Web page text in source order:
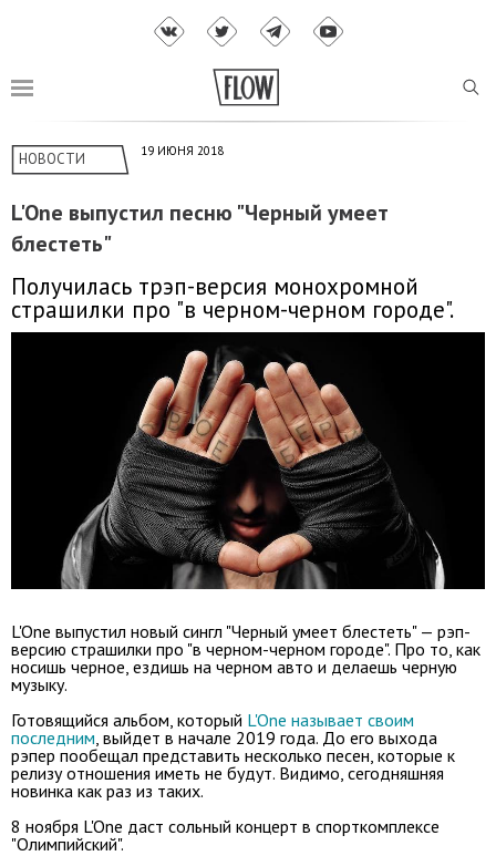
НОВОСТИ 19 ИЮНЯ 2018
L'One выпустил песню "Черный умеет
блестеть"
Получилась трэп-версия монохромной
страшилки про "в черном-черном городе".
L'One выпустил новый сингл "Черный умеет блестеть" — рэп-
версию страшилки про "в черном-черном городе". Про то, как
носишь черное, ездишь на черном авто и делаешь черную
музыку.
Готовящийся альбом, который L'One называет своим
последним , выйдет в начале 2019 года. До его выхода
рэпер пообещал представить несколько песен, которые к
релизу отношения иметь не будут. Видимо, сегодняшняя
новинка как раз из таких.
8 ноября L'One даст сольный концерт в спорткомплексе
"Олимпийский".